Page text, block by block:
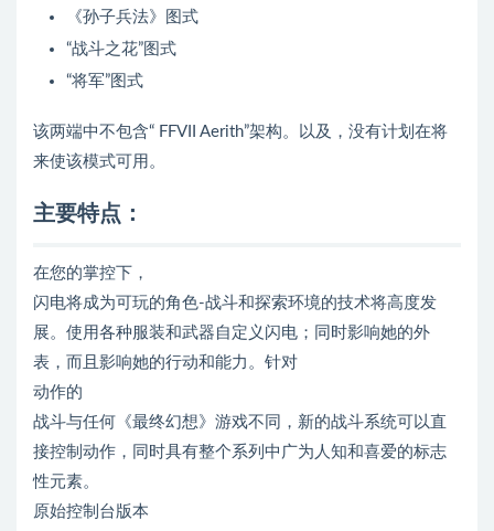
《孙子兵法》图式
“战斗之花”图式
“将军”图式
该两端中不包含“ FFVII Aerith”架构。以及，没有计划在将
来使该模式可用。
主要特点：
在您的掌控下，
闪电将成为可玩的角色-战斗和探索环境的技术将高度发
展。使用各种服装和武器自定义闪电；同时影响她的外
表，而且影响她的行动和能力。针对
动作的
战斗与任何《最终幻想》游戏不同，新的战斗系统可以直
接控制动作，同时具有整个系列中广为人知和喜爱的标志
性元素。
原始控制台版本